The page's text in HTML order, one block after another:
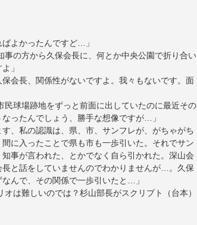
よかったんですど…」
の方から久保会長に、何とか中央公園で折り合い
」
会長、関係性がないですよ。我々もないです。面
球場跡地をずっと前面に出していたのに最近その
ったんでしょう、勝手な想像ですが…」
、私の認識は、県、市、サンフレが、がちゃがち
に入ったことで県も市も一歩引いた。それでサン
事が言われた、とかでなく自ら引かれた。深山会
と話をしていませんのでわかりませんが…。久保
んで、その関係で一歩引いたと…」
は難しいのでは？杉山部長がスクリプト（台本）